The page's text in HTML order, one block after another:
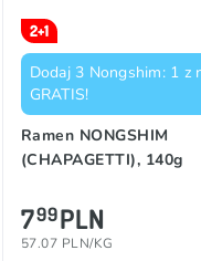
2+1
Dodaj 3 Nongshim: 1 z
GRATIS!
Ramen NONGSHIM
(CHAPAGETTI), 140g
799PLN
57.07 PLN/KG